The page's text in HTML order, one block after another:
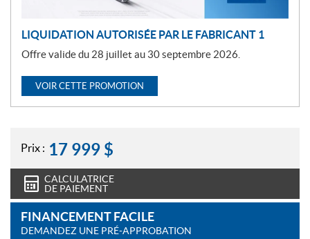
LIQUIDATION AUTORISÉE PAR LE FABRICANT 1
Offre valide du 28 juillet au 30 septembre 2026.
VOIR CETTE PROMOTION
Prix : 17 999 $
CALCULATRICE
DE PAIEMENT
FINANCEMENT FACILE
DEMANDEZ UNE PRÉ-APPROBATION